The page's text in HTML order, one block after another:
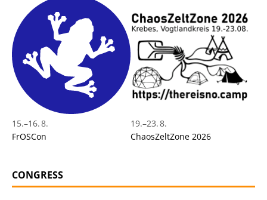
15.–16. 8.
FrOSCon
19.–23. 8.
ChaosZeltZone 2026
CONGRESS